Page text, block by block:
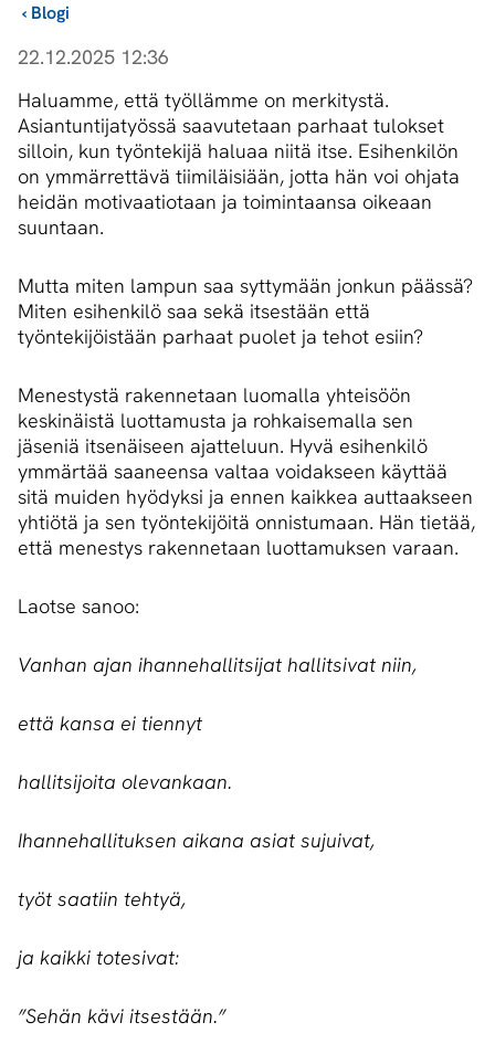
Blogi
›
22.12.2025 12:36
Haluamme, että työllämme on merkitystä.
Asiantuntijatyössä saavutetaan parhaat tulokset
silloin, kun työntekijä haluaa niitä itse. Esihenkilön
on ymmärrettävä tiimiläisiään, jotta hän voi ohjata
heidän motivaatiotaan ja toimintaansa oikeaan
suuntaan.
Mutta miten lampun saa syttymään jonkun päässä?
Miten esihenkilö saa sekä itsestään että
työntekijöistään parhaat puolet ja tehot esiin?
Menestystä rakennetaan luomalla yhteisöön
keskinäistä luottamusta ja rohkaisemalla sen
jäseniä itsenäiseen ajatteluun. Hyvä esihenkilö
ymmärtää saaneensa valtaa voidakseen käyttää
sitä muiden hyödyksi ja ennen kaikkea auttaakseen
yhtiötä ja sen työntekijöitä onnistumaan. Hän tietää,
että menestys rakennetaan luottamuksen varaan.
Laotse sanoo:
Vanhan ajan ihannehallitsijat hallitsivat niin,
että kansa ei tiennyt
hallitsijoita olevankaan.
Ihannehallituksen aikana asiat sujuivat,
työt saatiin tehtyä,
ja kaikki totesivat:
”Sehän kävi itsestään.”